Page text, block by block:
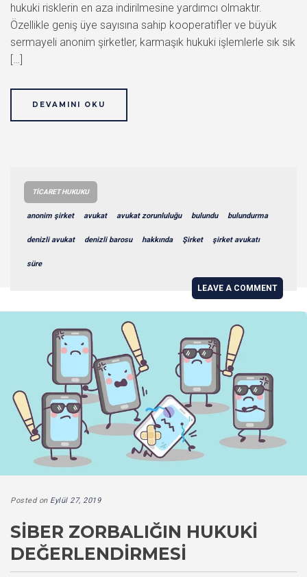
hukuki risklerin en aza indirilmesine yardımcı olmaktır.
Özellikle geniş üye sayısına sahip kooperatifler ve büyük
sermayeli anonim şirketler, karmaşık hukuki işlemlerle sık sık
[…]
DEVAMINI OKU
TICARET HUKUKU
anonim şirket avukat avukat zorunluluğu bulundu bulundurma
denizli avukat denizli barosu hakkında Şirket şirket avukatı
süre
LEAVE A COMMENT
Posted on Eylül 27, 2019
SİBER ZORBALIĞIN HUKUKİ
DEĞERLENDİRMESİ